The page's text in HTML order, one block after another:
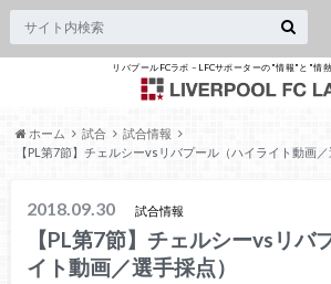
リバプールFCラボ – LFCサポーターの"情報"と"情
ホーム 試合
試合情報
【PL第7節】チェルシーvsリバプール（ハイライト動画／
2018.09.30 試合情報
【PL第7節】チェルシーvsリバ
イト動画／選手採点）